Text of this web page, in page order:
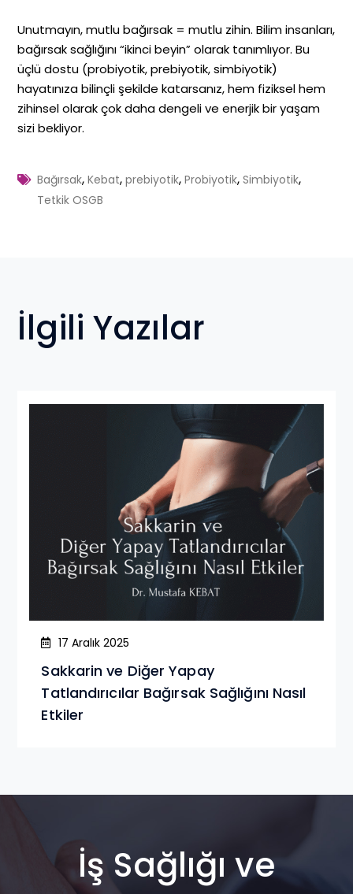
Unutmayın, mutlu bağırsak = mutlu zihin. Bilim insanları,
bağırsak sağlığını “ikinci beyin” olarak tanımlıyor. Bu
üçlü dostu (probiyotik, prebiyotik, simbiyotik)
hayatınıza bilinçli şekilde katarsanız, hem fiziksel hem
zihinsel olarak çok daha dengeli ve enerjik bir yaşam
sizi bekliyor.
Bağırsak,Kebat,prebiyotik,Probiyotik,Simbiyotik,
Tetkik OSGB
İlgili Yazılar
17 Aralık 2025
Sakkarin ve Diğer Yapay
Tatlandırıcılar Bağırsak Sağlığını Nasıl
Etkiler
İş Sağlığı ve